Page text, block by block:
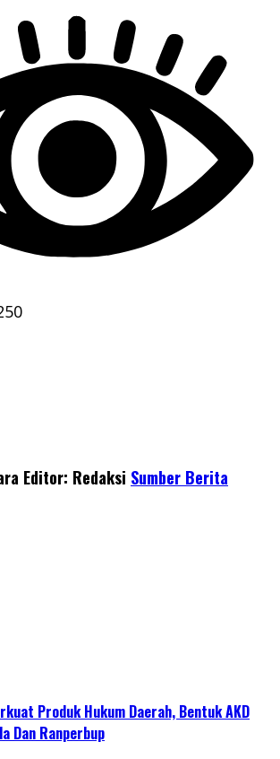
Editor: Redaksi Sumber Berita
Produk Hukum Daerah, Bentuk AKD
Dan Ranperbup